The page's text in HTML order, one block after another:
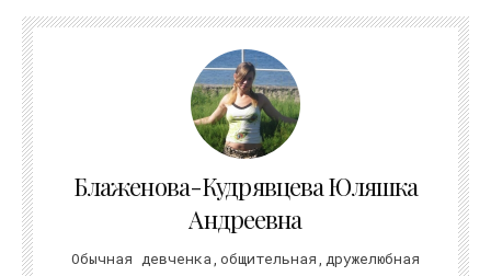
Блаженова-Кудрявцева Юляшка
Андреевна
Обычная девченка,общительная,дружелюбная